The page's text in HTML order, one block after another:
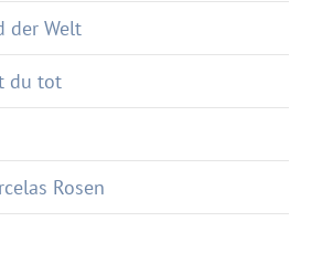
der Welt
du tot
Rosen